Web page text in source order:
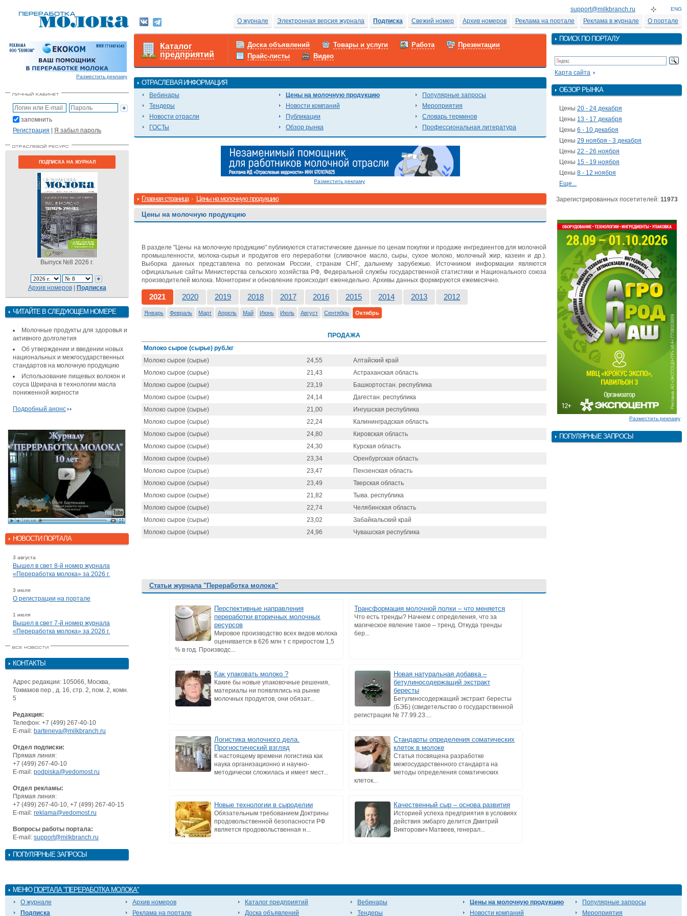
support@milkbranch.ru ENG
О портале
Реклама в журнале
Реклама на портале
Архив номеров
Свежий номер
Подписка
Электронная версия журнала
О журнале
Разместить рекламу
запомнить
Регистрация | Я забыл пароль
ПОДПИСКА НА ЖУРНАЛ
Выпуск №8 2026 г.
Архив номеров| Подписка
ЧИТАЙТЕ В СЛЕДУЮЩЕМ НОМЕРЕ
Молочные продукты для здоровья и
активного долголетия
Об утверждении и введении новых
национальных и межгосударственных
стандартов на молочную продукцию
Использование пищевых волокон и
соуса Шрирача в технологии масла
пониженной жирности
Подробный анонс
НОВОСТИ ПОРТАЛА
3 августа
Вышел в свет 8-й номер журнала
«Переработка молока» за 2026 г.
3 июля
О регистрации на портале
1 июля
Вышел в свет 7-й номер журнала
«Переработка молока» за 2026 г.
КОНТАКТЫ
Адрес редакции: 105066, Москва,
Токмаков пер., д. 16, стр. 2, пом. 2, комн.
5
Редакция:
Телефон: +7 (499) 267-40-10
E-mail: barteneva@milkbranch.ru
Отдел подписки:
Прямая линия:
+7 (499) 267-40-10
E-mail: podpiska@vedomost.ru
Отдел рекламы:
Прямая линия:
+7 (499) 267-40-10, +7 (499) 267-40-15
E-mail: reklama@vedomost.ru
Вопросы работы портала:
E-mail: support@milkbranch.ru
ПОПУЛЯРНЫЕ ЗАПРОСЫ
Каталог
предприятий
Доска объявлений Товары и услуги Работа
Презентации
Прайс-листы
Видео
ОТРАСЛЕВАЯ ИНФОРМАЦИЯ
Вебинары
Тендеры
Новости отрасли
ГОСТы
Цены на молочную продукцию
Новости компаний
Публикации
Обзор рынка
Популярные запросы
Мероприятия
Словарь терминов
Профессиональная литература
Разместить рекламу
Главная страница Цены на молочную продукцию
Цены на молочную продукцию
В разделе "Цены на молочную продукцию" публикуются статистические данные по ценам покупки и продаже ингредиентов для молочной
промышленности, молока-сырья и продуктов его переработки (сливочное масло, сыры, сухое молоко, молочный жир, казеин и др.).
Выборка данных представлена по регионам России, странам СНГ, дальнему зарубежью. Источником информации являются
официальные сайты Министерства сельского хозяйства РФ, Федеральной службы государственной статистики и Национального союза
производителей молока. Мониторинг и обновление происходит еженедельно. Архивы данных формируются ежемесячно.
2021 2020 2019 2018 2017 2016 2015 2014 2013 2012
Январь Февраль Март Апрель Май Июнь Июль Август Сентябрь Октябрь
ПРОДАЖА
Молоко сырое (сырье) руб./кг
Молоко сырое (сырье)
24,55
Алтайский край
Молоко сырое (сырье)
21,43
Астраханская область
Молоко сырое (сырье)
23,19
Башкортостан. республика
Молоко сырое (сырье)
24,14
Дагестан. республика
Молоко сырое (сырье)
21,00
Ингушская республика
Молоко сырое (сырье)
22,24
Калининградская область
Молоко сырое (сырье)
24,80
Кировская область
Молоко сырое (сырье)
24,30
Курская область
Молоко сырое (сырье)
23,34
Оренбургская область
Молоко сырое (сырье)
23,47
Пензенская область
Молоко сырое (сырье)
23,49
Тверская область
Молоко сырое (сырье)
21,82
Тыва. республика
Молоко сырое (сырье)
22,74
Челябинская область
Молоко сырое (сырье)
23,02
Забайкальский край
Молоко сырое (сырье)
24,96 Чувашская республика
Статьи журнала "Переработка молока"
Перспективные направления
переработки вторичных молочных
ресурсов
Мировое производство всех видов молока
оценивается в 626 млн т c приростом 1,5
% в год. Производс...
Трансформация молочной полки – что меняется
Что есть тренды? Начнем с определения, что за
магическое явление такое – тренд. Откуда тренды
бер...
Как упаковать молоко ?
Какие бы новые упаковочные решения,
материалы ни появлялись на рынке
молочных продуктов, они обязат...
Новая натуральная добавка –
бетулиносодержащий экстракт
бересты
Бетулиносодержащий экстракт бересты
(БЭБ) (свидетельство о государственной
регистрации № 77.99.23....
Логистика молочного дела.
Прогностический взгляд
К настоящему времени логистика как
наука организационно и научно-
методически сложилась и имеет мест...
Стандарты определения соматических
клеток в молоке
Статья посвящена разработке
межгосударственного стандарта на
методы определения соматических
клеток...
Новые технологии в сыроделии
Обязательным требованием Доктрины
продовольственной безопасности РФ
является продовольственная н...
Качественный сыр – основа развития
Историей успеха предприятия в условиях
действия эмбарго делится Дмитрий
Викторович Матвеев, генерал...
ПОИСК ПО ПОРТАЛУ
Карта сайта
ОБЗОР РЫНКА
Цены 20 - 24 декабря
Цены 13 - 17 декабря
Цены 6 - 10 декабря
Цены 29 ноября - 3 декабря
Цены 22 - 26 ноября
Цены 15 - 19 ноября
Цены 8 - 12 ноября
Еще...
Зарегистрированных посетителей: 11973
Разместить рекламу
ПОПУЛЯРНЫЕ ЗАПРОСЫ
МЕНЮ ПОРТАЛА "ПЕРЕРАБОТКА МОЛОКА"
О журнале
Подписка
Архив номеров
Реклама на портале
Каталог предприятий
Доска объявлений
Вебинары
Тендеры
Цены на молочную продукцию
Новости компаний
Популярные запросы
Мероприятия